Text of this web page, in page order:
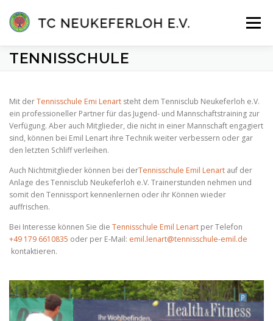
Inhalt
springen
Menü
TENNISSCHULE KONTAKT MITGLIEDER-LOGIN
TENNISSCHULE
Mit derTennisschule Emi Lenart steht dem Tennisclub Neukeferloh e.V.
ein professioneller Partner für das Jugend- und Mannschaftstraining zur
Verfügung. Aber auch Mitglieder, die nicht in einer Mannschaft engagiert
sind, können bei Emil Lenart ihre Technik weiter verbessern oder gar
den letzten Schliff verleihen.
Auch Nichtmitglieder können bei derTennisschule Emil Lenart auf der
Anlage des Tennisclub Neukeferloh e.V. Trainerstunden nehmen und
somit den Tennissport kennenlernen oder ihr Können wieder
auffrischen.
Bei Interesse können Sie die Tennisschule Emil Lenart per Telefon
+49 179 6610835 oder per E-Mail: emil.lenart@tennisschule-emil.de
kontaktieren.